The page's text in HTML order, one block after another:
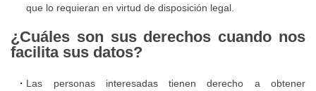
Protocolo
la
detección
que lo requieran en virtud de disposición legal.
¿Cuáles son sus derechos cuando nos
facilita sus datos?
Las personas interesadas tienen derecho a obtener